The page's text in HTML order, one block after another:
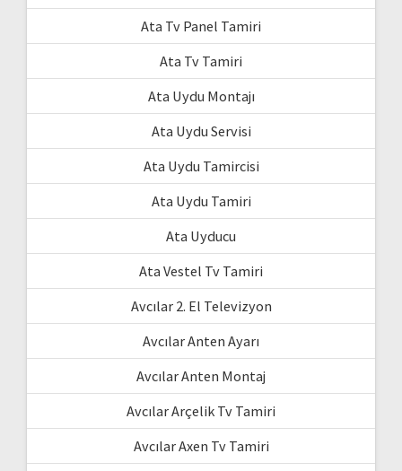
Ata Tv Panel Tamiri
Ata Tv Tamiri
Ata Uydu Montajı
Ata Uydu Servisi
Ata Uydu Tamircisi
Ata Uydu Tamiri
Ata Uyducu
Ata Vestel Tv Tamiri
Avcılar 2. El Televizyon
Avcılar Anten Ayarı
Avcılar Anten Montaj
Avcılar Arçelik Tv Tamiri
Avcılar Axen Tv Tamiri